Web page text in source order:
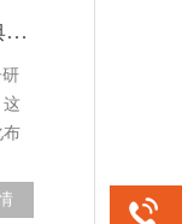
载誉前行！上海购得棒拿下标识产业 50 强，共庆2025中国标识产业年度盛典圆满落幕！
这
布